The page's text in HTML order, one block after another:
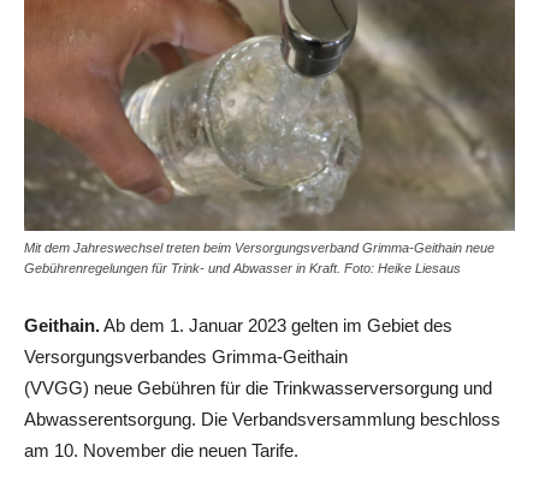
Mit dem Jahreswechsel treten beim Versorgungsverband Grimma-Geithain neue
Gebührenregelungen für Trink- und Abwasser in Kraft. Foto: Heike Liesaus
Geithain.Ab dem 1. Januar 2023 gelten im Gebiet des
Versorgungsverbandes Grimma-Geithain
(VVGG) neue Gebühren für die Trinkwasserversorgung und
Abwasserentsorgung. Die Verbandsversammlung beschloss
am 10. November die neuen Tarife.